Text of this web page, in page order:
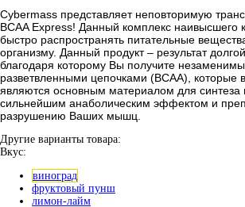
Cybermass представляет неповторимую
BCAA Express! Данный комплекс наивысшего
быстро распространять питательные
организму. Данный продукт – результат
благодаря которому Вы получите
разветвленными цепочками (ВСАА), которые
являются основным материалом для синтеза
сильнейшим анаболическим эффектом и
разрушению Ваших мышц.
Другие варианты товара:
Вкус:
виноград
фруктовый пунш
лимон-лайм